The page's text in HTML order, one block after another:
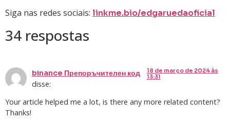
Siga nas redes sociais: linkme.bio/edgaruedaoficial
34 respostas
binance Препоръчителен код
disse:
18 de março de 2024 às
13:31
Your article helped me a lot, is there any more related content?
Thanks!